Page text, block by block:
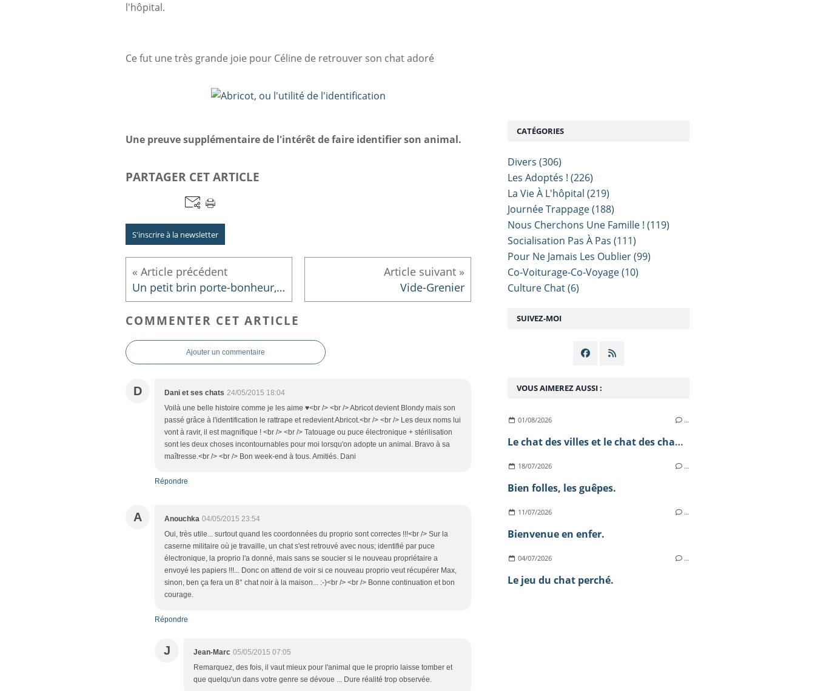
l'hôpital.
Ce fut une très grande joie pour Céline de retrouver son chat adoré
Une preuve supplémentaire de l'intérêt de faire identifier son animal.
PARTAGER CET ARTICLE
S'inscrire à la newsletter
Un petit brin porte-bonheur, oui ... mais ... Vide-Grenier
COMMENTER CET ARTICLE
Ajouter un commentaire
D Dani et ses chats 24/05/2015 18:04
Voilà une belle histoire comme je les aime ♥<br /> <br /> Abricot devient Blondy mais son
passé grâce à l'identification le rattrape et redevient Abricot.<br /> <br /> Les deux noms lui
vont à ravir, il est magnifique ! <br /> <br /> Tatouage ou puce électronique + stérilisation
sont les deux choses incontournables pour moi lorsqu'on adopte un animal. Bravo à sa
maîtresse.<br /> <br /> Bon week-end à tous. Amitiés. Dani
Répondre
A Anouchka 04/05/2015 23:54
Oui, très utile... surtout quand les coordonnées du proprio sont correctes !!!<br /> Sur la
caserne militaire où je travaille, un chat s'est retrouvé avec nous; identifié par puce
électronique, la proprio l'a donné, mais sans se soucier si le nouveau propriétaire a
envoyé les papiers !!!... Donc on attend de voir si ce nouveau proprio veut récupérer Max,
sinon, ben ça fera un 8° chat noir à la maison... :-)<br /> <br /> Bonne continuation et bon
courage.
Répondre
J Jean-Marc 05/05/2015 07:05
Remarquez, des fois, il vaut mieux pour l'animal que le proprio laisse tomber et
que quelqu'un dans votre genre se dévoue ... Dure réalité trop observée.
SUIVEZ-MOI
VOUS AIMEREZ AUSSI :
01/08/2026 …
Le chat des villes et le chat des champs.
18/07/2026 …
Bien folles, les guêpes.
11/07/2026 …
Bienvenue en enfer.
04/07/2026 …
Le jeu du chat perché.
CATÉGORIES
Divers (306)
Les Adoptés ! (226)
La Vie À L'hôpital (219)
Journée Trappage(188)
Nous Cherchons Une Famille ! (119)
Socialisation Pas À Pas (111)
Pour Ne Jamais Les Oublier(99)
Co-Voiturage-Co-Voyage(10)
Culture Chat(6)